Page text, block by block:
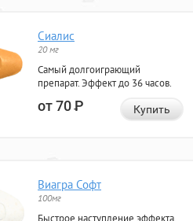
Сиалис
20 мг
Самый долгоиграющий
препарат. Эффект до 36 часов.
от 70Р Купить
Виагра Софт
100мг